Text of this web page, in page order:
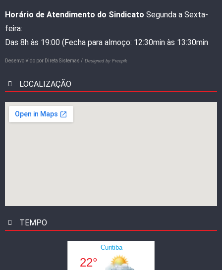
Horário de Atendimento do Sindicato Segunda a Sexta-
feira:
Das 8h às 19:00 (Fecha para almoço: 12:30min às 13:30min
Desenvolvido por Direta Sistemas / Designed by Freepik
LOCALIZAÇÃO
TEMPO